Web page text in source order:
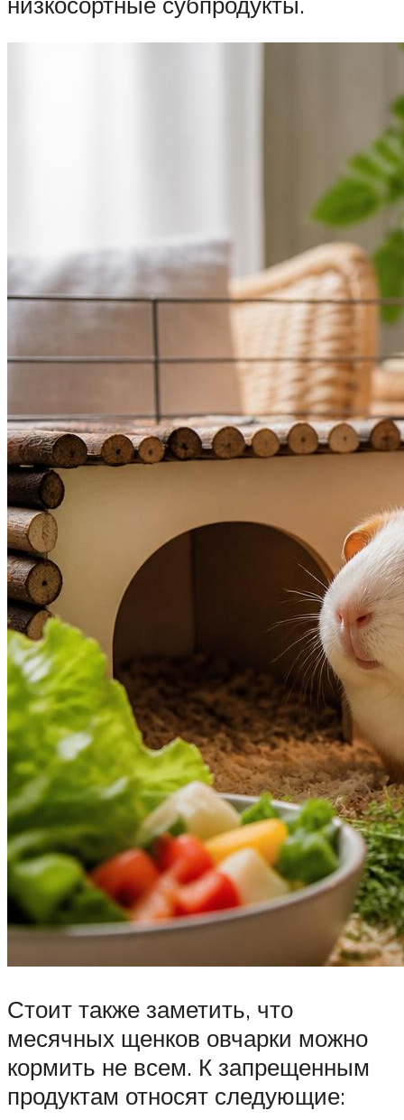
Стоит также заметить, что
месячных щенков овчарки можно
кормить не всем. К запрещенным
продуктам относят следующие: